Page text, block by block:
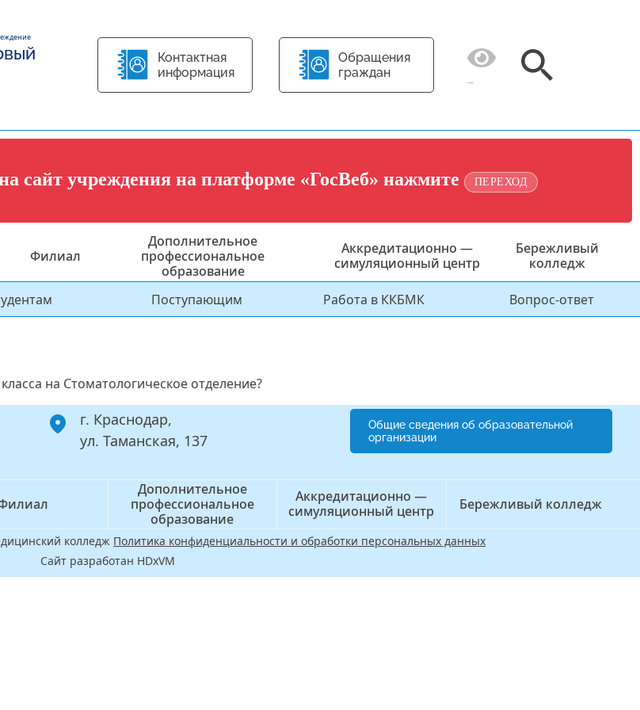
Контактная
информация
Обращения
граждан
сайт учреждения на платформе «ГосВеб» нажмите ПЕРЕХОД
Филиал
Дополнительное
профессиональное
образование
Аккредитационно —
симуляционный центр
Бережливый
колледж
Поступающим Работа в ККБМК Вопрос-ответ
на Стоматологическое отделение?
г. Краснодар,
ул. Таманская, 137
Общие сведения об образовательной
организации
Дополнительное
профессиональное
образование
Аккредитационно —
симуляционный центр
Бережливый колледж
колледж Политика конфиденциальности и обработки персональных данных
Сайт разработан HDxVM